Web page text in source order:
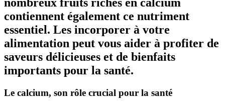
nombreux fruits riches en calcium
contiennent également ce nutriment
essentiel. Les incorporer à votre
alimentation peut vous aider à profiter de
saveurs délicieuses et de bienfaits
importants pour la santé.
Le calcium, son rôle crucial pour la santé